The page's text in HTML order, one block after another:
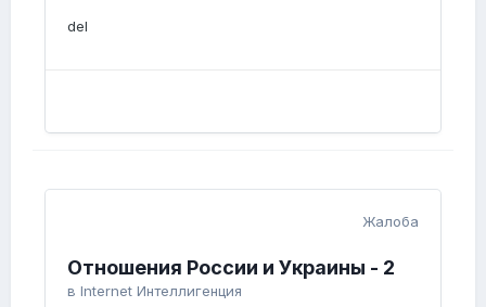
del
Жалоба
Отношения России и Украины - 2
в Internet Интеллигенция